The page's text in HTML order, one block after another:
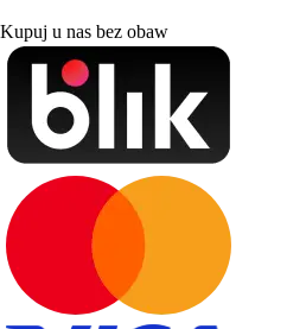
Kupuj u nas bez obaw